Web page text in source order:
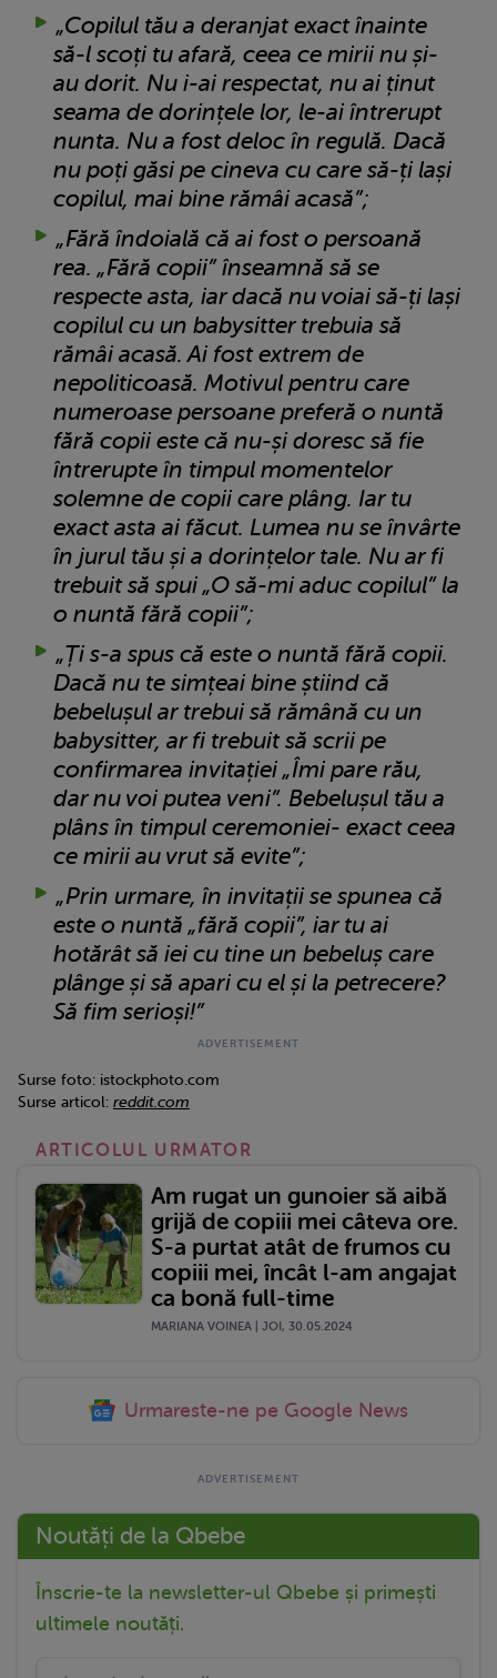
„Copilul tău a deranjat exact înainte
să-l scoți tu afară, ceea ce mirii nu și-
au dorit. Nu i-ai respectat, nu ai ținut
seama de dorințele lor, le-ai întrerupt
nunta. Nu a fost deloc în regulă. Dacă
nu poți găsi pe cineva cu care să-ți lași
copilul, mai bine rămâi acasă”;
„Fără îndoială că ai fost o persoană
rea. „Fără copii” înseamnă să se
respecte asta, iar dacă nu voiai să-ți lași
copilul cu un babysitter trebuia să
rămâi acasă. Ai fost extrem de
nepoliticoasă. Motivul pentru care
numeroase persoane preferă o nuntă
fără copii este că nu-și doresc să fie
întrerupte în timpul momentelor
solemne de copii care plâng. Iar tu
exact asta ai făcut. Lumea nu se învârte
în jurul tău și a dorințelor tale. Nu ar fi
trebuit să spui „O să-mi aduc copilul” la
o nuntă fără copii”;
„Ți s-a spus că este o nuntă fără copii.
Dacă nu te simțeai bine știind că
bebelușul ar trebui să rămână cu un
babysitter, ar fi trebuit să scrii pe
confirmarea invitației „Îmi pare rău,
dar nu voi putea veni”. Bebelușul tău a
plâns în timpul ceremoniei- exact ceea
ce mirii au vrut să evite”;
„Prin urmare, în invitații se spunea că
este o nuntă „fără copii”, iar tu ai
hotărât să iei cu tine un bebeluș care
plânge și să apari cu el și la petrecere?
Să fim serioși!”
Surse foto: istockphoto.com
Surse articol: reddit.com
ARTICOLUL URMATOR
Am rugat un gunoier să aibă
grijă de copiii mei câteva ore.
S-a purtat atât de frumos cu
copiii mei, încât l-am angajat
ca bonă full-time
MARIANA VOINEA | JOI, 30.05.2024
Urmareste-ne pe Google News
Noutăți de la Qbebe
Înscrie-te la newsletter-ul Qbebe și primești
ultimele noutăți.